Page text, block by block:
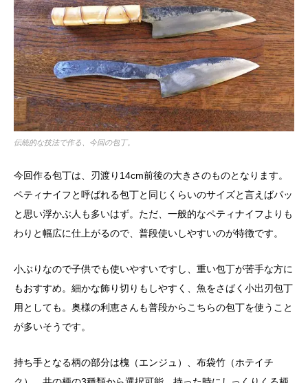
伝統的な技法で作る、今回の包丁。
今回作る包丁は、刃渡り14cm前後の大きさのものとなります。
ペティナイフと呼ばれる包丁と同じくらいのサイズと言えばパッ
と思い浮かぶ人も多いはず。ただ、一般的なペティナイフよりも
わりと幅広に仕上がるので、普段使いしやすいのが特徴です。
小ぶりなので子供でも使いやすいですし、重い包丁が苦手な方に
もおすすめ。細かな飾り切りもしやすく、魚をさばく小出刃包丁
用としても。奥様の利恵さんも普段からこちらの包丁を使うこと
が多いそうです。
持ち手となる柄の部分は槐（エンジュ）、布袋竹（ホテイチ